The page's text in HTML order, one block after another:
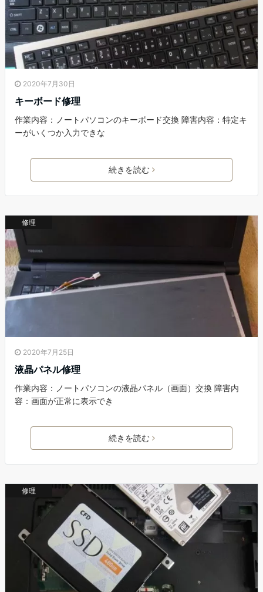
2020年7月30日
キーボード修理
作業内容：ノートパソコンのキーボード交換 障害内容：特定キ
ーがいくつか入力できな
続きを読む
修理
2020年7月25日
液晶パネル修理
作業内容：ノートパソコンの液晶パネル（画面）交換 障害内
容：画面が正常に表示でき
続きを読む
修理